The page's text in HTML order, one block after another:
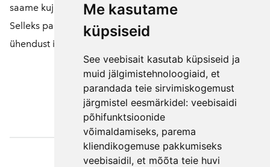
Me kasutame
küpsiseid
See veebisait kasutab küpsiseid ja
muid jälgimistehnoloogiaid, et
parandada teie sirvimiskogemust
järgmistel eesmärkidel: veebisaidi
põhifunktsioonide
võimaldamiseks, parema
kliendikogemuse pakkumiseks
veebisaidil, et mõõta teie huvi
saame kujundada vastavalt soovile.
Selleks palume võtta meiega enne tellimuse vormistamist
ühendust info@pikupuu.ee
Väljaotsa